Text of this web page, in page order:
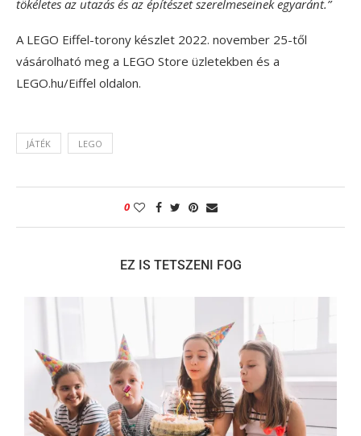
tökéletes az utazás és az építészet szerelmeseinek egyaránt.”
A LEGO Eiffel-torony készlet 2022. november 25-től
vásárolható meg a LEGO Store üzletekben és a
LEGO.hu/Eiffel oldalon.
JÁTÉK LEGO
0
EZ IS TETSZENI FOG